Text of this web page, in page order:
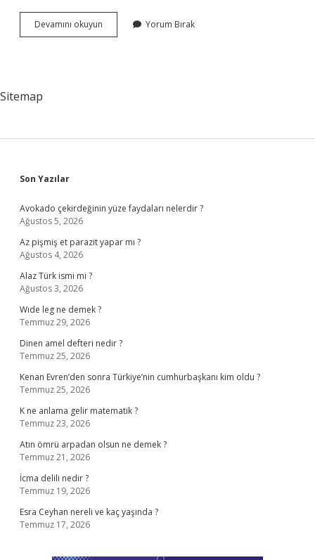
Devamını okuyun Yunanistanda
Öldürülen
Yorum Bırak
Sitemap
Sidebar
Son Yazılar
Avokado çekirdeğinin yüze faydaları nelerdir ?
Ağustos 5, 2026
Az pişmiş et parazit yapar mı ?
Ağustos 4, 2026
Alaz Türk ismi mi ?
Ağustos 3, 2026
Wıde leg ne demek ?
Temmuz 29, 2026
Dinen amel defteri nedir ?
Temmuz 25, 2026
Kenan Evren’den sonra Türkiye’nin cumhurbaşkanı kim oldu ?
Temmuz 25, 2026
K ne anlama gelir matematik ?
Temmuz 23, 2026
Atın ömrü arpadan olsun ne demek ?
Temmuz 21, 2026
İcma delili nedir ?
Temmuz 19, 2026
Esra Ceyhan nereli ve kaç yaşında ?
Temmuz 17, 2026